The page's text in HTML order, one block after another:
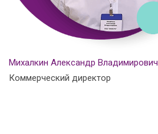
Михалкин Александр Владимирович
Коммерческий директор